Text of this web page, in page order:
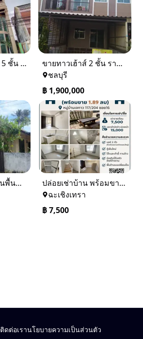
⚡ ขาย บ้านเดี่ยว 5 ชั้น ซอย ประชาชื่น 14 ใกล้ BTS
ขายทาวเฮ้าส์ 2 ชั้น ราคา 1.9 ล้านบาท ที่อยู่ ศรีราชา ชลบุรี
ชลบุรี
฿ 1,900,000
ขายบ้านเดียว 1 ชั้นพื้นที่ 102 ตรว บางละมุง ชลบุรี
ปล่อยเช่าบ้าน พร้อมขาย หมู่บ้านเจทาว ตำบลแสนภูดาษ
ฉะเชิงเทรา
฿7,500
ติดต่อเรานโยบายความเป็นส่วนตัว